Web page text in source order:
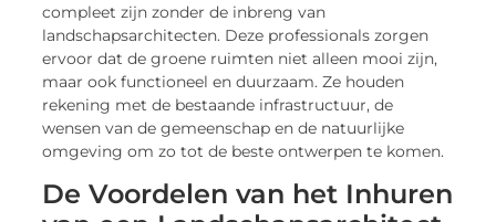
compleet zijn zonder de inbreng van
landschapsarchitecten. Deze professionals zorgen
ervoor dat de groene ruimten niet alleen mooi zijn,
maar ook functioneel en duurzaam. Ze houden
rekening met de bestaande infrastructuur, de
wensen van de gemeenschap en de natuurlijke
omgeving om zo tot de beste ontwerpen te komen.
De Voordelen van het Inhuren